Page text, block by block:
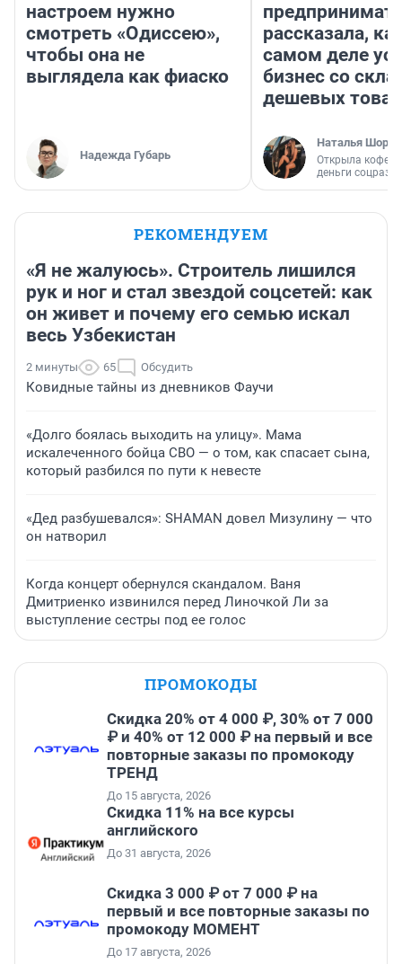
настроем нужно
смотреть «Одиссею»,
чтобы она не
выглядела как фиаско
Надежда Губарь
рассказала,
самом деле
бизнес со
дешевых
Наталья
Открыла
деньги
РЕКОМЕНДУЕМ
«Я не жалуюсь». Строитель лишился
рук и ног и стал звездой соцсетей: как
он живет и почему его семью искал
весь Узбекистан
2 минуты 65 Обсудить
Ковидные тайны из дневников Фаучи
«Долго боялась выходить на улицу». Мама
искалеченного бойца СВО — о том, как спасает сына,
который разбился по пути к невесте
«Дед разбушевался»: SHAMAN довел Мизулину — что
он натворил
Когда концерт обернулся скандалом. Ваня
Дмитриенко извинился перед Линочкой Ли за
выступление сестры под ее голос
ПРОМОКОДЫ
Скидка 20% от 4 000 ₽, 30% от 7 000
₽ и 40% от 12 000 ₽ на первый и все
повторные заказы по промокоду
ТРЕНД
До 15 августа, 2026
Скидка 11% на все курсы
английского
До 31 августа, 2026
Скидка 3 000 ₽ от 7 000 ₽ на
первый и все повторные заказы по
промокоду МОМЕНТ
До 17 августа, 2026